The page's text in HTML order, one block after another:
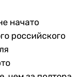
начато
российского